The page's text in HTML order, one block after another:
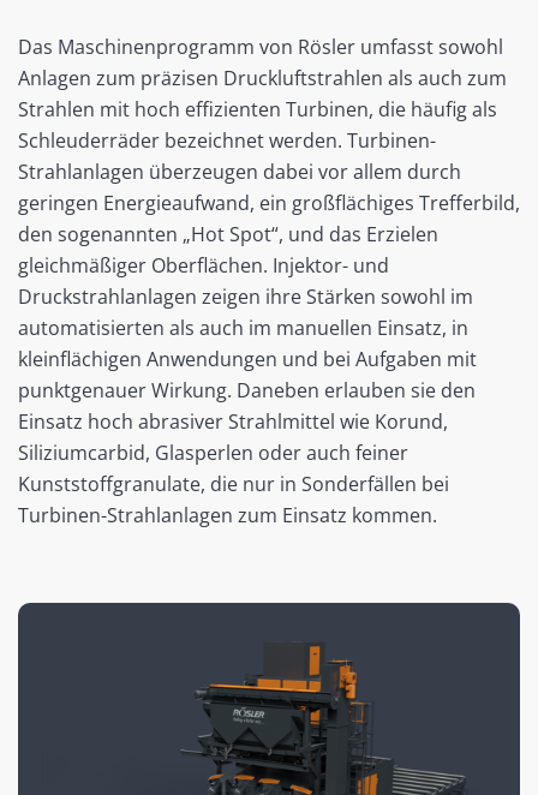
Das Maschinenprogramm von Rösler umfasst sowohl
Anlagen zum präzisen Druckluftstrahlen als auch zum
Strahlen mit hoch effizienten Turbinen, die häufig als
Schleuderräder bezeichnet werden. Turbinen-
Strahlanlagen überzeugen dabei vor allem durch
geringen Energieaufwand, ein großflächiges Trefferbild,
den sogenannten „Hot Spot“, und das Erzielen
gleichmäßiger Oberflächen. Injektor- und
Druckstrahlanlagen zeigen ihre Stärken sowohl im
automatisierten als auch im manuellen Einsatz, in
kleinflächigen Anwendungen und bei Aufgaben mit
punktgenauer Wirkung. Daneben erlauben sie den
Einsatz hoch abrasiver Strahlmittel wie Korund,
Siliziumcarbid, Glasperlen oder auch feiner
Kunststoffgranulate, die nur in Sonderfällen bei
Turbinen-Strahlanlagen zum Einsatz kommen.